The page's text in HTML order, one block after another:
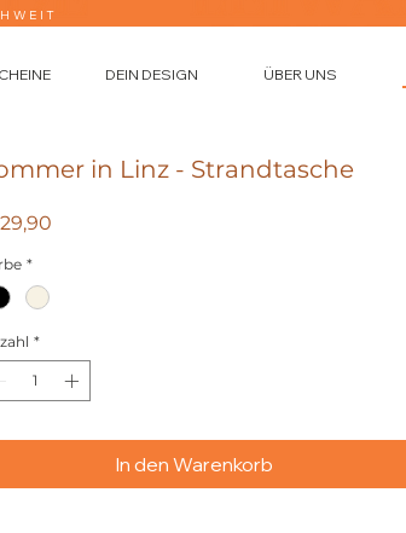
DEIN DESIGN ÜBER UNS
in Linz - Strandtasche
*
*
In den Warenkorb